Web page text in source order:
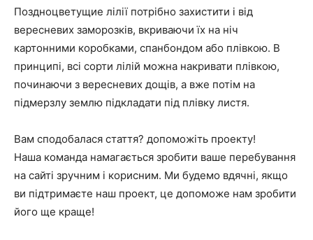
Поздноцветущие лілії потрібно захистити і від
вересневих заморозків, вкриваючи їх на ніч
картонними коробками, спанбондом або плівкою. В
принципі, всі сорти лілій можна накривати плівкою,
починаючи з вересневих дощів, а вже потім на
підмерзлу землю підкладати під плівку листя.
Вам сподобалася стаття? допоможіть проекту!
Наша команда намагається зробити ваше перебування
на сайті зручним і корисним. Ми будемо вдячні, якщо
ви підтримаєте наш проект, це допоможе нам зробити
його ще краще!